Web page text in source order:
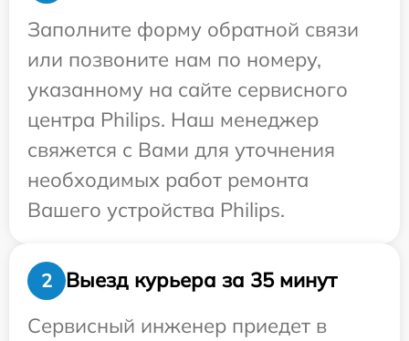
Заполните форму обратной связи
или позвоните нам по номеру,
указанному на сайте сервисного
центра Philips. Наш менеджер
свяжется с Вами для уточнения
необходимых работ ремонта
Вашего устройства Philips.
2
Выезд курьера за 35 минут
Сервисный инженер приедет в